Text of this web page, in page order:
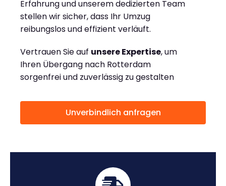
Erfahrung und unserem dedizierten Team
stellen wir sicher, dass Ihr Umzug
reibungslos und effizient verläuft.
Vertrauen Sie auf unsere Expertise, um
Ihren Übergang nach Rotterdam
sorgenfrei und zuverlässig zu gestalten
Unverbindlich anfragen